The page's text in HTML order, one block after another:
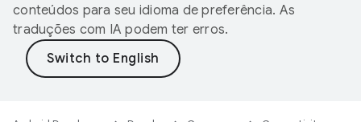
conteúdos para seu idioma de preferência. As
traduções com IA podem ter erros.